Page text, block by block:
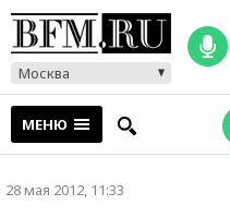
Москва
МЕНЮ
28 мая 2012, 11:33